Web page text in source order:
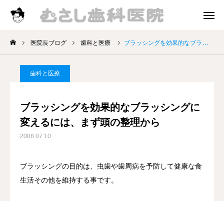
医院長ブログ 歯科と医療 ブラッシングを効果的なブラッシングに変えるには、まず頭の整理から
歯科と医療
ブラッシングを効果的なブラッシングに
変えるには、まず頭の整理から
2008.07.10
ブラッシングの目的は、虫歯や歯周病を予防して健康な食
生活その他を維持する事です。
診療時間 アクセス
院長挨拶
お知らせ